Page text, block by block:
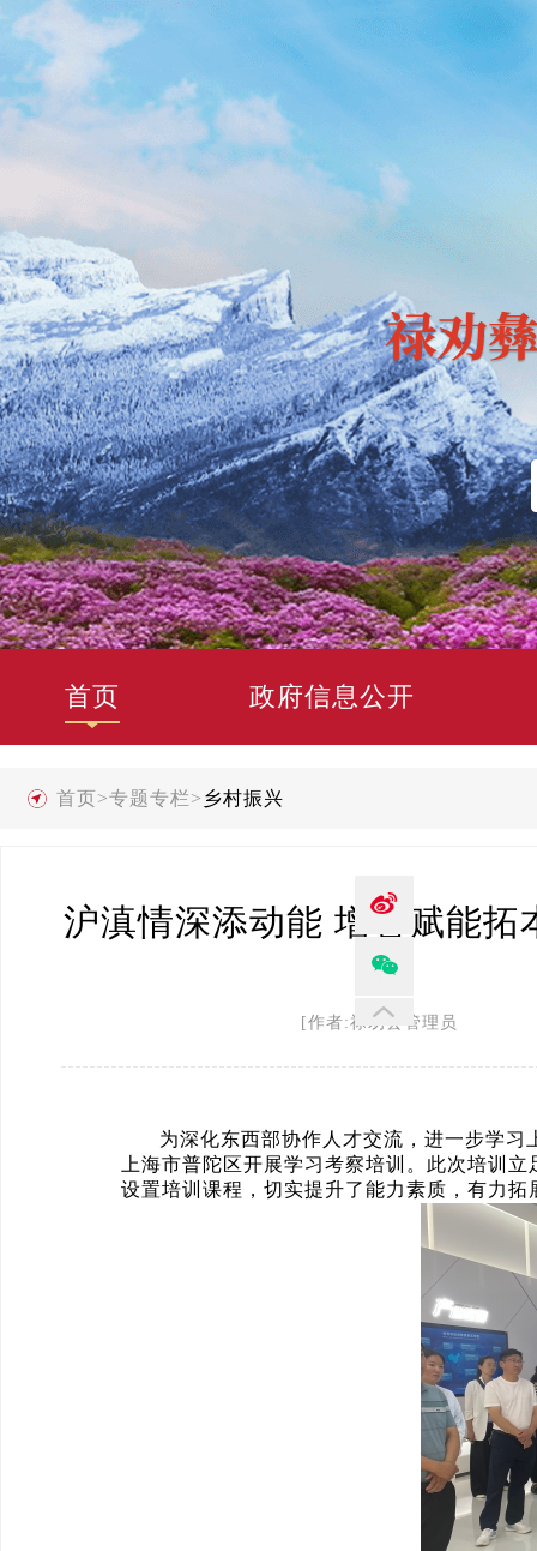
首页 政府信息公开
首页>专题专栏> 乡村振兴
沪滇情深添动能 增智赋能
[作者:禄劝县管理员 发
为深化东西部协作人才交流，进一步学
上海市普陀区开展学习考察培训。此次培训
设置培训课程，切实提升了能力素质，有力拓